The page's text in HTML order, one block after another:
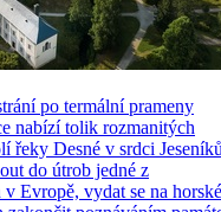
po termální prameny
nabízí tolik rozmanitých
řeky Desné v srdci
do útrob jedné z
Evropě, vydat se na horské